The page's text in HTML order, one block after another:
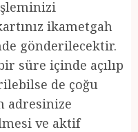
ikametgah
gönderilecektir.
süre içinde açılıp
de çoğu
adresinize
ve aktif